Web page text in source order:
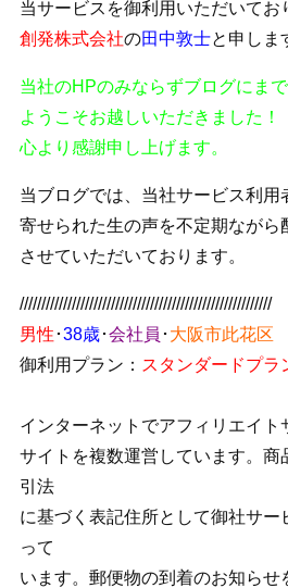
当サービスを御利用いただいてお
創発株式会社の田中敦士と申しま
当社のHPのみならずブログにまで
ようこそお越しいただきました！
心より感謝申し上げます。
当ブログでは、当社サービス利用
寄せられた生の声を不定期ながら
させていただいております。
//////////////////////////////////////////////////////////
男性 ･38歳･会社員 ･ 大阪市此花区
御利用プラン： スタンダードプラ
インターネットでアフィリエイト
サイトを複数運営しています。商
引法
に基づく表記住所として御社サー
って
います。郵便物の到着のお知らせ